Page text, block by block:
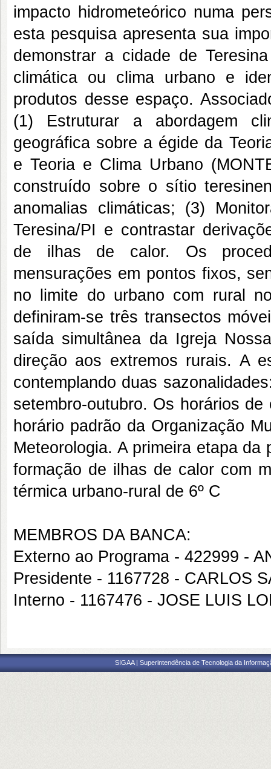
impacto hidrometeórico numa
esta pesquisa apresenta sua
demonstrar a cidade de
climática ou clima urbano e
produtos desse espaço.
(1) Estruturar a abordagem
geográfica sobre a égide da
e Teoria e Clima Urbano
construído sobre o sítio
anomalias climáticas; (3)
Teresina/PI e contrastar
de ilhas de calor. Os
mensurações em pontos fixos,
no limite do urbano com rural
definiram-se três transectos
saída simultânea da Igreja
direção aos extremos rurais. A
contemplando duas
setembro-outubro. Os horários
horário padrão da Organização
Meteorologia. A primeira etapa
formação de ilhas de calor com
térmica urbano-rural de 6º C
MEMBROS DA BANCA:
Externo ao Programa - 422999 -
Presidente - 1167728 - CARLOS
Interno - 1167476 - JOSE LUIS
SIGAA | Superintendência de Tecnologia da